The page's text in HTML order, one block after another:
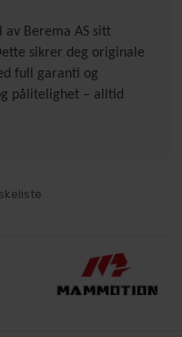
av Berema AS sitt
sikrer deg originale
full garanti og
pålitelighet – alltid